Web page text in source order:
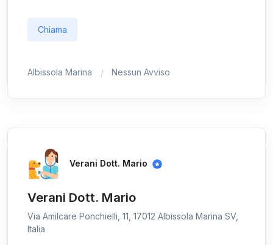
Chiama
Albissola Marina Nessun Avviso
Verani Dott. Mario
Verani Dott. Mario
Via Amilcare Ponchielli, 11, 17012 Albissola Marina SV,
Italia